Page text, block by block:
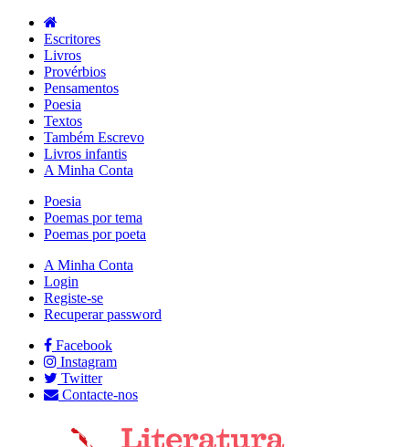
Escritores
Livros
Provérbios
Pensamentos
Poesia
Textos
Também Escrevo
Livros infantis
A Minha Conta
Poesia
Poemas por tema
Poemas por poeta
A Minha Conta
Login
Registe-se
Recuperar password
Facebook
Instagram
Twitter
Contacte-nos